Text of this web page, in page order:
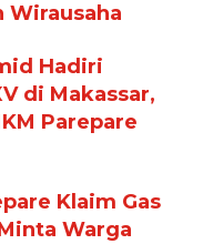
Wirausaha
Hadiri
di Makassar,
Parepare
Klaim Gas
Warga